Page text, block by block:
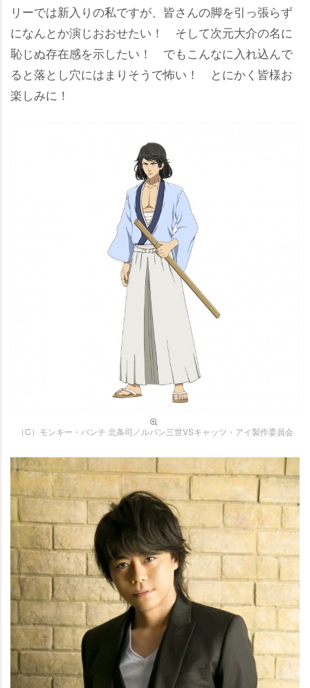
リーでは新入りの私ですが、皆さんの脚を引っ張らず
になんとか演じおおせたい！ そして次元大介の名に
恥じぬ存在感を示したい！ でもこんなに入れ込んで
ると落とし穴にはまりそうで怖い！ とにかく皆様お
楽しみに！
（C）モンキー・パンチ 北条司／ルパン三世VSキャッツ・アイ製作委員会